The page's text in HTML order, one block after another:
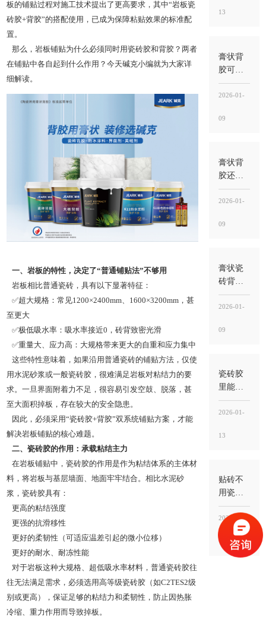
板的铺贴过程对施工技术提出了更高要求，其中“岩板瓷
砖胶+背胶”的搭配使用，已成为保障粘贴效果的标准配
置。
那么，岩板铺贴为什么必须同时用瓷砖胶和背胶？两者
在铺贴中各自起到什么作用？今天碱克小编就为大家详
细解读。
一、岩板的特性，决定了“普通铺贴法”不够用
岩板相比普通瓷砖，具有以下显著特征：
✅超大规格：常见1200×2400mm、1600×3200mm，甚
至更大
✅极低吸水率：吸水率接近0，砖背致密光滑
✅重量大、应力高：大规格带来更大的自重和应力集中
这些特性意味着，如果沿用普通瓷砖的铺贴方法，仅使
用水泥砂浆或一般瓷砖胶，很难满足岩板对粘结力的要
求。一旦界面附着力不足，很容易引发空鼓、脱落，甚
至大面积掉板，存在较大的安全隐患。
因此，必须采用“瓷砖胶+背胶”双系统铺贴方案，才能
解决岩板铺贴的核心难题。
二、瓷砖胶的作用：承载粘结主力
在岩板铺贴中，瓷砖胶的作用是作为粘结体系的主体材
料，将岩板与基层墙面、地面牢牢结合。相比水泥砂
浆，瓷砖胶具有：
更高的粘结强度
更强的抗滑移性
更好的柔韧性（可适应温差引起的微小位移）
更好的耐水、耐冻性能
对于岩板这种大规格、超低吸水率材料，普通瓷砖胶往
往无法满足需求，必须选用高等级瓷砖胶（如C2TES2级
别或更高），保证足够的粘结力和柔韧性，防止因热胀
冷缩、重力作用而导致掉板。
别混
法”与“用
途”
13
膏状背
胶可以
刷地面
吗？能
别刷错
是“刷砖
背”不
是“刷地
面基层”
2026-01-
09
膏状背
胶还需
要瓷砖
胶吗？
背胶
砖胶
管“承托
粘结”
2026-01-
09
膏状瓷
砖背胶
好吗？
好不好
头”，而
性”能不
能落到
工地
2026-01-
09
瓷砖胶
里能掺
水泥
吗？不
意掺，
更容易
空鼓
2026-01-
13
贴砖不
用瓷砖
胶可以
吗？能
做，但
要看瓷
砖类型
2026-01-
13